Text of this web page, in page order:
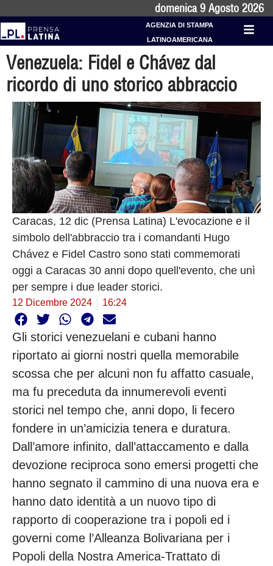
domenica 9 Agosto 2026
AGENZIA DI STAMPA
LATINOAMERICANA
Venezuela: Fidel e Chávez dal
ricordo di uno storico abbraccio
Caracas, 12 dic (Prensa Latina) L'evocazione e il
simbolo dell'abbraccio tra i comandanti Hugo
Chávez e Fidel Castro sono stati commemorati
oggi a Caracas 30 anni dopo quell'evento, che unì
per sempre i due leader storici.
12 Dicembre 2024 16:24
Gli storici venezuelani e cubani hanno
riportato ai giorni nostri quella memorabile
scossa che per alcuni non fu affatto casuale,
ma fu preceduta da innumerevoli eventi
storici nel tempo che, anni dopo, li fecero
fondere in un’amicizia tenera e duratura.
Dall’amore infinito, dall’attaccamento e dalla
devozione reciproca sono emersi progetti che
hanno segnato il cammino di una nuova era e
hanno dato identità a un nuovo tipo di
rapporto di cooperazione tra i popoli ed i
governi come l’Alleanza Bolivariana per i
Popoli della Nostra America-Trattato di